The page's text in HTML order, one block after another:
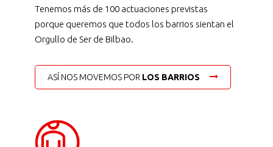
Tenemos más de 100 actuaciones previstas
porque queremos que todos los barrios sientan el
Orgullo de Ser de Bilbao.
ASÍ NOS MOVEMOS POR LOS BARRIOS